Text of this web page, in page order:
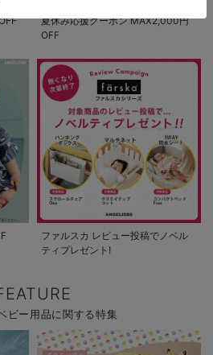
夏休み応援クーポン MAX2,000円
OFF
ファルスカ レビュー投稿でノベル
ティプレゼント!
ビー用品に関する特集